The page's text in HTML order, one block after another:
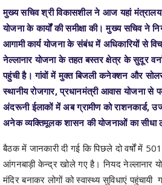
आगामी कार्य योजना के संबंध में अधिकारियों से
नेल्लानार योजना के तहत बस्तर क्षेत्र के सुदूर
पहुंची है। गांवों में मुक्त बिजली कनेक्शन और
स्थानीय रोजगार, प्रधानमंत्री आवास योजना से
अंदरूनी ईलाकों में अब ग्रामीण को राशनकार्ड,
अनेक व्यक्तिमूलक शासन की योजनाओं का सीधा
बैठक में जानकारी दी गई कि पिछले दो वर्षों में
आंगनबाड़ी केन्द्र खोले गए है। नियद नेल्लानार
मंदिर बनाकर लोगों को स्वास्थ्य सुविधाएं पहुंचायी
नेटवर्क पहुचाया गया हैं। इसी तरह से 85
बनायी गई है। मुख्यमंत्री बस सेवा योजना के